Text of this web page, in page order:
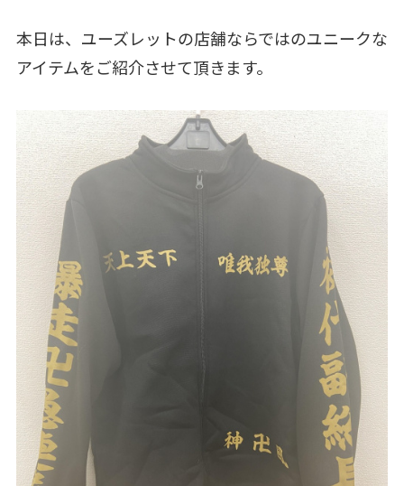
本日は、ユーズレットの店舗ならではのユニークな
アイテムをご紹介させて頂きます。